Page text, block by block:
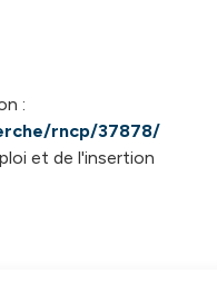
:
rncp/37878/
et de l'insertion